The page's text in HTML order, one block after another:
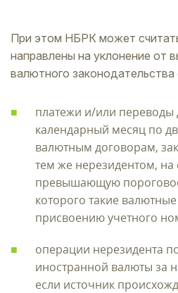
При этом НБРК может
направлены на уклонение от
валютного законодательства
платежи и/или переводы
календарный месяц по
валютным договорам,
тем же нерезидентом,
превышающую
которого такие
присвоению учетного
операции нерезидента
иностранной валюты за
если источник